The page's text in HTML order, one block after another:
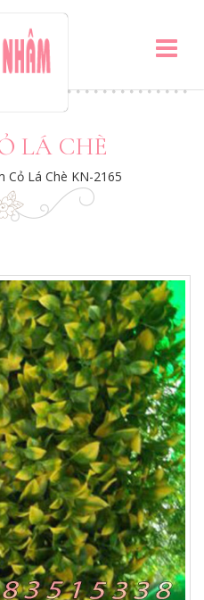
LÁ CHÈ
Cỏ Lá Chè KN-2165